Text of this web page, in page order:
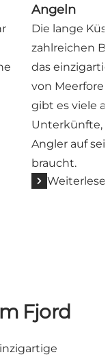
Angeln
Die lange
zahlreichen
das
von
gibt es viele
Unterkünfte,
Angler auf
braucht.
Fjord